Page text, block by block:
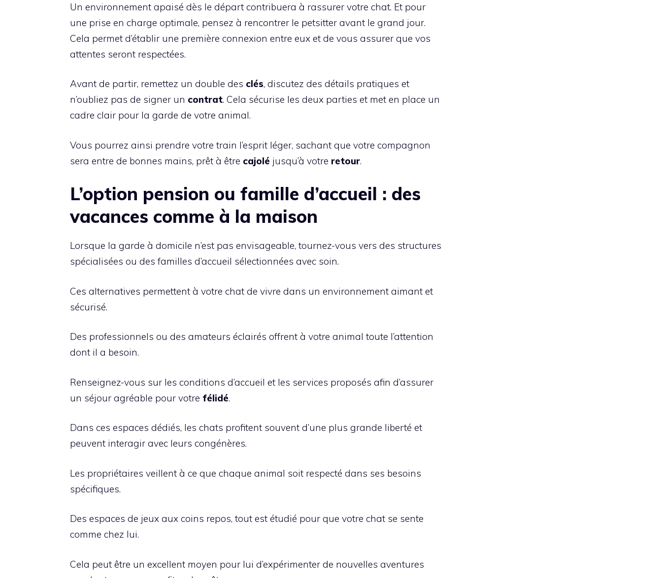
Un environnement apaisé dès le départ contribuera à rassurer votre chat. Et pour
une prise en charge optimale, pensez à rencontrer le petsitter avant le grand jour.
Cela permet d’établir une première connexion entre eux et de vous assurer que vos
attentes seront respectées.
Avant de partir, remettez un double des clés, discutez des détails pratiques et
n’oubliez pas de signer un contrat. Cela sécurise les deux parties et met en place un
cadre clair pour la garde de votre animal.
Vous pourrez ainsi prendre votre train l’esprit léger, sachant que votre compagnon
sera entre de bonnes mains, prêt à être cajolé jusqu’à votre retour.
L’option pension ou famille d’accueil : des
vacances comme à la maison
Lorsque la garde à domicile n’est pas envisageable, tournez-vous vers des structures
spécialisées ou des familles d’accueil sélectionnées avec soin.
Ces alternatives permettent à votre chat de vivre dans un environnement aimant et
sécurisé.
Des professionnels ou des amateurs éclairés offrent à votre animal toute l’attention
dont il a besoin.
Renseignez-vous sur les conditions d’accueil et les services proposés afin d’assurer
un séjour agréable pour votre félidé.
Dans ces espaces dédiés, les chats profitent souvent d’une plus grande liberté et
peuvent interagir avec leurs congénères.
Les propriétaires veillent à ce que chaque animal soit respecté dans ses besoins
spécifiques.
Des espaces de jeux aux coins repos, tout est étudié pour que votre chat se sente
comme chez lui.
Cela peut être un excellent moyen pour lui d’expérimenter de nouvelles aventures